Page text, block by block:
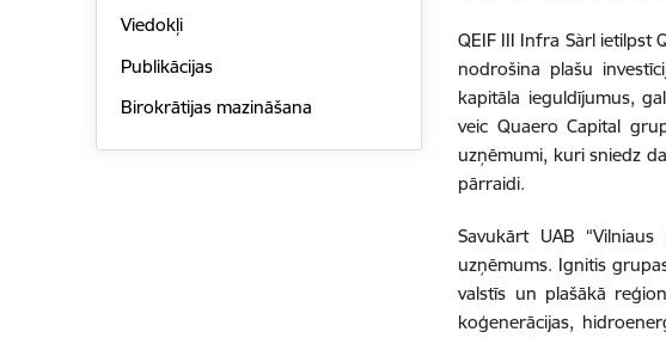
Viedokļi
Publikācijas
Birokrātijas mazināšana
QEIF III Infra Sàrl ietilpst
nodrošina plašu
kapitāla ieguldījumus,
veic Quaero Capital
uzņēmumi, kuri sniedz
pārraidi.
Savukārt UAB
uzņēmums. Ignitis
valstīs un plašākā
koģenerācijas,